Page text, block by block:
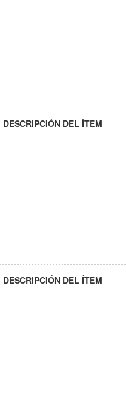
DESCRIPCIÓN DEL ÍTEM
DESCRIPCIÓN DEL ÍTEM